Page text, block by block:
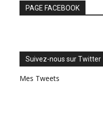
PAGE FACEBOOK
Suivez-nous sur Twitter
Mes Tweets